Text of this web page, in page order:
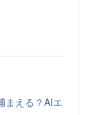
まえる？AIエ